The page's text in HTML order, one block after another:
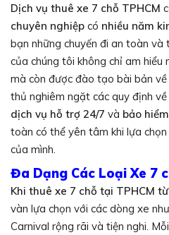
Dịch vụ thuê xe 7 chỗ TPHCM
chuyên nghiệp có nhiều năm
bạn những chuyến đi an toàn
của chúng tôi không chỉ am
mà còn được đào tạo bài bản
thủ nghiêm ngặt các quy định
dịch vụ hỗ trợ 24/7 và bảo
toàn có thể yên tâm khi lựa
của mình.
Đa Dạng Các Loại Xe 7
Khi thuê xe 7 chỗ tại TPHCM từ
vàn lựa chọn với các dòng xe
Carnival rộng rãi và tiện nghi.